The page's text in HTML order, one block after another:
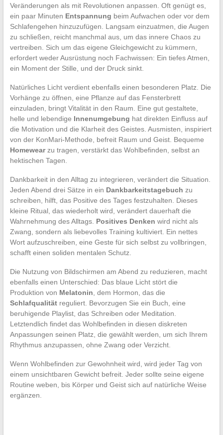
Veränderungen als mit Revolutionen anpassen. Oft genügt es,
ein paar Minuten Entspannung beim Aufwachen oder vor dem
Schlafengehen hinzuzufügen. Langsam einzuatmen, die Augen
zu schließen, reicht manchmal aus, um das innere Chaos zu
vertreiben. Sich um das eigene Gleichgewicht zu kümmern,
erfordert weder Ausrüstung noch Fachwissen: Ein tiefes Atmen,
ein Moment der Stille, und der Druck sinkt.
Natürliches Licht verdient ebenfalls einen besonderen Platz. Die
Vorhänge zu öffnen, eine Pflanze auf das Fensterbrett
einzuladen, bringt Vitalität in den Raum. Eine gut gestaltete,
helle und lebendige Innenumgebung hat direkten Einfluss auf
die Motivation und die Klarheit des Geistes. Ausmisten, inspiriert
von der KonMari-Methode, befreit Raum und Geist. Bequeme
Homewearzu tragen, verstärkt das Wohlbefinden, selbst an
hektischen Tagen.
Dankbarkeit in den Alltag zu integrieren, verändert die Situation.
Jeden Abend drei Sätze in ein Dankbarkeitstagebuch zu
schreiben, hilft, das Positive des Tages festzuhalten. Dieses
kleine Ritual, das wiederholt wird, verändert dauerhaft die
Wahrnehmung des Alltags. Positives Denken wird nicht als
Zwang, sondern als liebevolles Training kultiviert. Ein nettes
Wort aufzuschreiben, eine Geste für sich selbst zu vollbringen,
schafft einen soliden mentalen Schutz.
Die Nutzung von Bildschirmen am Abend zu reduzieren, macht
ebenfalls einen Unterschied: Das blaue Licht stört die
Produktion von Melatonin , dem Hormon, das die
Schlafqualitätreguliert. Bevorzugen Sie ein Buch, eine
beruhigende Playlist, das Schreiben oder Meditation.
Letztendlich findet das Wohlbefinden in diesen diskreten
Anpassungen seinen Platz, die gewählt werden, um sich Ihrem
Rhythmus anzupassen, ohne Zwang oder Verzicht.
Wenn Wohlbefinden zur Gewohnheit wird, wird jeder Tag von
einem unsichtbaren Gewicht befreit. Jeder sollte seine eigene
Routine weben, bis Körper und Geist sich auf natürliche Weise
ergänzen.